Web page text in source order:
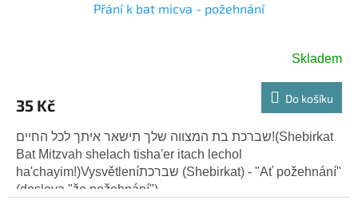
Přání k bat micva - požehnání
Skladem
35 Kč Do košíku
שברכת בת המצווה שלך תישאר איתך לכל החיים!(Shebirkat
Bat Mitzvah shelach tisha'er itach lechol
ha'chayim!)Vysvětleníשברכת (Shebirkat) - "Ať požehnání"
(doslova "že požehnání")....